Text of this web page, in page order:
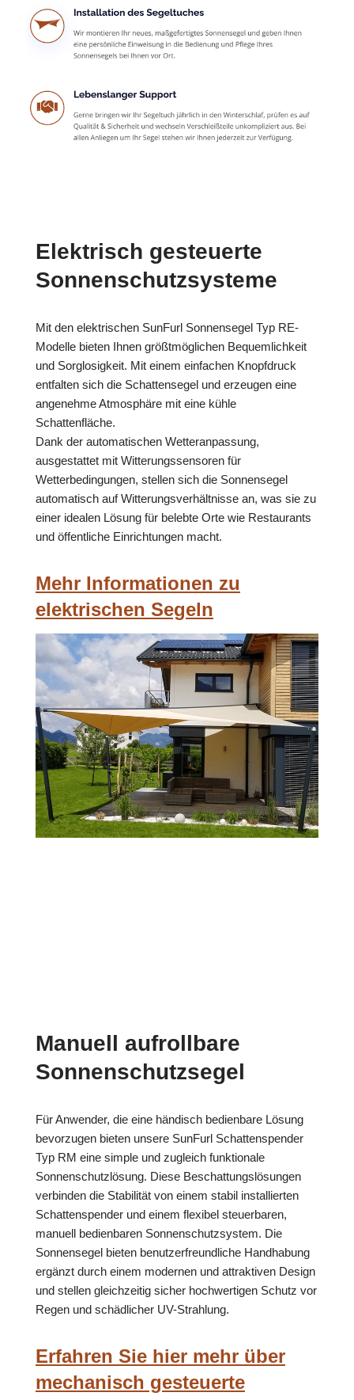
Elektrisch gesteuerte
Sonnenschutzsysteme
Mit den elektrischen SunFurl Sonnensegel Typ RE-
Modelle bieten Ihnen größtmöglichen Bequemlichkeit
und Sorglosigkeit. Mit einem einfachen Knopfdruck
entfalten sich die Schattensegel und erzeugen eine
angenehme Atmosphäre mit eine kühle
Schattenfläche.
Dank der automatischen Wetteranpassung,
ausgestattet mit Witterungssensoren für
Wetterbedingungen, stellen sich die Sonnensegel
automatisch auf Witterungsverhältnisse an, was sie zu
einer idealen Lösung für belebte Orte wie Restaurants
und öffentliche Einrichtungen macht.
Mehr Informationen zu
elektrischen Segeln
Manuell aufrollbare
Sonnenschutzsegel
Für Anwender, die eine händisch bedienbare Lösung
bevorzugen bieten unsere SunFurl Schattenspender
Typ RM eine simple und zugleich funktionale
Sonnenschutzlösung. Diese Beschattungslösungen
verbinden die Stabilität von einem stabil installierten
Schattenspender und einem flexibel steuerbaren,
manuell bedienbaren Sonnenschutzsystem. Die
Sonnensegel bieten benutzerfreundliche Handhabung
ergänzt durch einem modernen und attraktiven Design
und stellen gleichzeitig sicher hochwertigen Schutz vor
Regen und schädlicher UV-Strahlung.
Erfahren Sie hier mehr über
mechanisch gesteuerte